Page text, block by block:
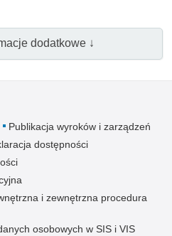
dodatkowe ↓
Publikacja wyroków i zarządzeń
dostępności
i zewnętrzna procedura
osobowych w SIS i VIS